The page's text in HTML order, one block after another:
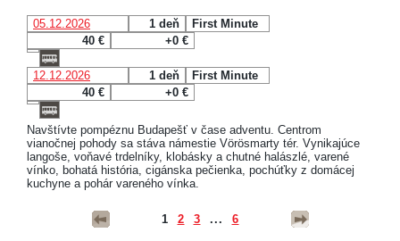
05.12.2026 1 deň
First Minute
40 €
+0 €
12.12.2026 1 deň
First Minute
40 €
+0 €
Navštívte pompéznu Budapešť v čase adventu. Centrom
vianočnej pohody sa stáva námestie Vörösmarty tér. Vynikajúce
langoše, voňavé trdelníky, klobásky a chutné halászlé, varené
vínko, bohatá história, cigánska pečienka, pochúťky z domácej
kuchyne a pohár vareného vínka.
1 2 3 ... 6